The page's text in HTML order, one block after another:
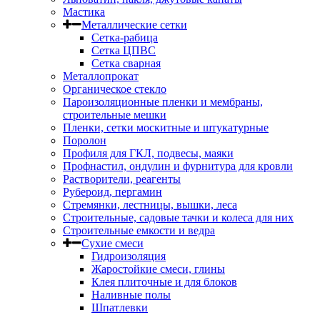
Мастика
Металлические сетки
Сетка-рабица
Сетка ЦПВС
Сетка сварная
Металлопрокат
Органическое стекло
Пароизоляционные пленки и мембраны,
строительные мешки
Пленки, сетки москитные и штукатурные
Поролон
Профиля для ГКЛ, подвесы, маяки
Профнастил, ондулин и фурнитура для кровли
Растворители, реагенты
Рубероид, пергамин
Стремянки, лестницы, вышки, леса
Строительные, садовые тачки и колеса для них
Строительные емкости и ведра
Сухие смеси
Гидроизоляция
Жаростойкие смеси, глины
Клея плиточные и для блоков
Наливные полы
Шпатлевки